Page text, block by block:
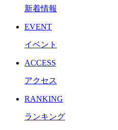
新着情報
EVENT
イベント
ACCESS
アクセス
RANKING
ランキング